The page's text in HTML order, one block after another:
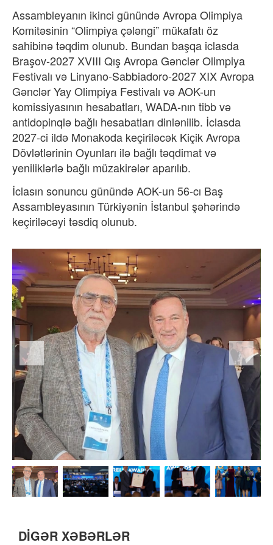
Assambleyanın ikinci günündə Avropa Olimpiya
Komitəsinin “Olimpiya çələngi” mükafatı öz
sahibinə təqdim olunub. Bundan başqa iclasda
Braşov-2027 XVIII Qış Avropa Gənclər Olimpiya
Festivalı və Linyano-Sabbiadoro-2027 XIX Avropa
Gənclər Yay Olimpiya Festivalı və AOK-un
komissiyasının hesabatları, WADA-nın tibb və
antidopinqlə bağlı hesabatları dinlənilib. İclasda
2027-ci ildə Monakoda keçiriləcək Kiçik Avropa
Dövlətlərinin Oyunları ilə bağlı təqdimat və
yeniliklərlə bağlı müzakirələr aparılıb.
İclasın sonuncu günündə AOK-un 56-cı Baş
Assambleyasının Türkiyənin İstanbul şəhərində
keçiriləcəyi təsdiq olunub.
DİGƏR XƏBƏRLƏR